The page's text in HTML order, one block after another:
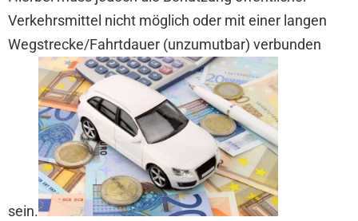
Verkehrsmittel nicht möglich oder mit einer langen
Wegstrecke/Fahrtdauer (unzumutbar) verbunden
sein.